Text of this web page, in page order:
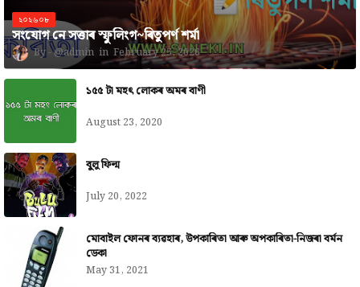
২০২৬০৮
সংযোগ নে সত্তাৰ স্ফুলিংগ~ৰিতুপৰ্ণ শৰ্মা
@admin February 25, 2026
১৫৫ টা মহৎ লোকৰ অমৰ বাণী
August 23, 2020
বুলু ফিল্ম
July 20, 2022
মোবাইল ফোনৰ ব্যৱহাৰ, উপকাৰিতা আৰু অপকাৰিতা-নিজৰা বৰ্মন
ডেকা
May 31, 2021